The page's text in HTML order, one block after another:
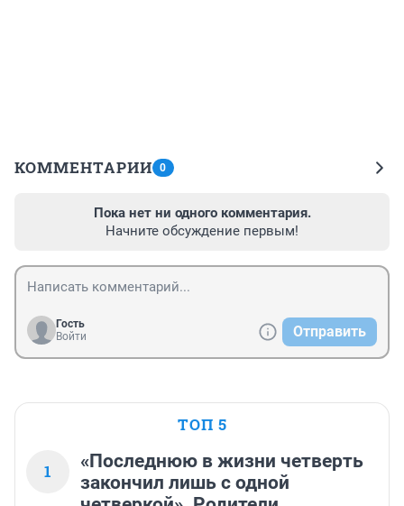
КОММЕНТАРИИ 0
Пока нет ни одного комментария.
Начните обсуждение первым!
Гость
Войти
Отправить
ТОП 5
1
«Последнюю в жизни четверть
закончил лишь с одной